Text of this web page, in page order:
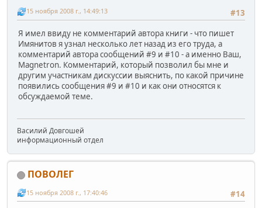
#13
15 ноября 2008 г., 14:49:13
Я имел ввиду не комментарий автора книги - что пишет
Имянитов я узнал несколько лет назад из его труда, а
комментарий автора сообщений #9 и #10 - а именно Ваш,
Magnetron. Комментарий, который позволил бы мне и
другим участникам дискуссии выяснить, по какой причине
появились сообщения #9 и #10 и как они относятся к
обсуждаемой теме.
Василий Довгошей
информационный отдел
ПОВОЛЕГ
#14
15 ноября 2008 г., 17:40:46